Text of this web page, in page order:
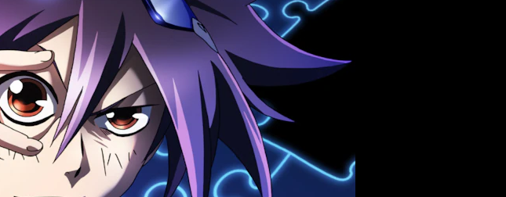
【日本語字幕】【セリフ検索】新規追加のお知
04/28
【障害】Android TVにおける不具合に関しまし
て